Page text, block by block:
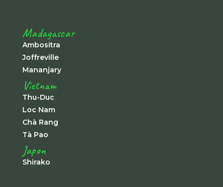
Madagascar
Ambositra
Joffreville
Mananjary
Vietnam
Thu-Duc
Loc Nam
Chà Rang
Tà Pao
Japon
Shirako